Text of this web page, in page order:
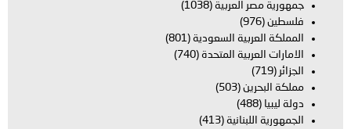
جمهورية مصر العربية (1038)
فلسطين (976)
المملكة العربية السعودية (801)
الامارات العربية المتحدة (740)
الجزائر (719)
مملكة البحرين (503)
دولة ليبيا (488)
الجمهورية اللبنانية (413)